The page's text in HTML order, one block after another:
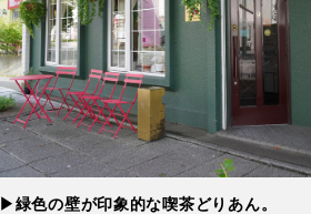
▶緑色の壁が印象的な喫茶どりあん。